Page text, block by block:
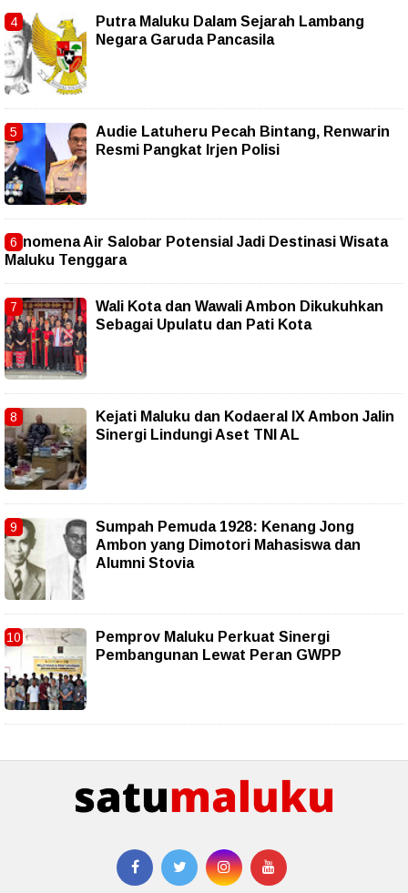
Putra Maluku Dalam Sejarah Lambang
Negara Garuda Pancasila
Audie Latuheru Pecah Bintang, Renwarin
Resmi Pangkat Irjen Polisi
Fenomena Air Salobar Potensial Jadi Destinasi Wisata
Maluku Tenggara
Wali Kota dan Wawali Ambon Dikukuhkan
Sebagai Upulatu dan Pati Kota
Kejati Maluku dan Kodaeral IX Ambon Jalin
Sinergi Lindungi Aset TNI AL
Sumpah Pemuda 1928: Kenang Jong
Ambon yang Dimotori Mahasiswa dan
Alumni Stovia
Pemprov Maluku Perkuat Sinergi
Pembangunan Lewat Peran GWPP